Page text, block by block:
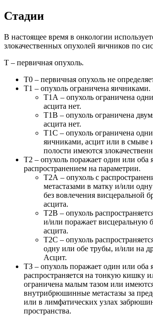
Стадии
В настоящее время в онкологии
злокачественных опухолей яичников по
Т – первичная опухоль.
Т0 – первичная опухоль не
Т1 – опухоль ограничена яичниками.
Т1А – опухоль ограничена
асцита нет.
Т1В – опухоль ограничена
асцита нет.
Т1С – опухоль ограничена
яичниками, асцит или в смыве
полости имеются
Т2 – опухоль поражает один или оба
распространением на параметрии.
Т2А – опухоль с
метастазами в матку и/или
без вовлечения висцеральной
асцита.
Т2В – опухоль
и/или поражает висцеральную
асцита.
Т2С – опухоль
одну или обе трубы, и/или на
Асцит.
ТЗ – опухоль поражает один или оба
распространяется на тонкую кишку
ограничена малым тазом или
внутрибрюшинные метастазы за
или в лимфатических узлах
пространства.